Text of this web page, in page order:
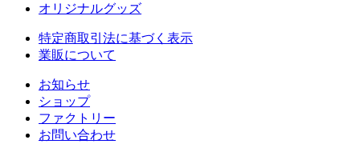
オリジナルグッズ
特定商取引法に基づく表示
業販について
お知らせ
ショップ
ファクトリー
お問い合わせ